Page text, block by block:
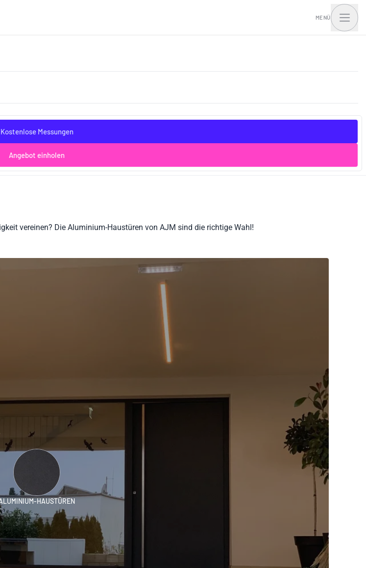
MENÜ
Kostenlose Messungen
Angebot einholen
vereinen? Die Aluminium-Haustüren von AJM sind die richtige Wahl!
HAUSTÜREN